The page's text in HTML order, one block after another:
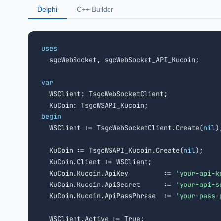
Delphi C++ Builder
uses
sgcWebSocket, sgcWebSocket_API_Kucoin;
var
WSClient: TsgcWebSocketClient;
begin
WSClient := TsgcWebSocketClient.Create(nil
  KuCoin := TsgcWSAPI_Kucoin.Create(
nil);
  KuCoin.Client := WSClient;
  KuCoin.Kucoin.ApiKey         :=
'your-api-
  KuCoin.Kucoin.ApiSecret      :=
'your-api-
  KuCoin.Kucoin.ApiPassPhrase  :=
'your-pass-
  WSClient.Active := True;